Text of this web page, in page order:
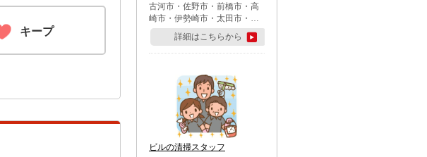
キープ
古河市・佐野市・前橋市・高
崎市・伊勢崎市・太田市・館
林市・藤岡市・大泉町・さい
たま市北区・川越市・熊谷
市・行田市・秩父市・所沢
市・鶴ケ島市・千葉市中央
区・市川市・松戸市・習志野
市・柏市・流山市・八千代
市・足立区・江戸川区・八王
子市・町田市
詳細はこちらから
ビルの清掃スタッフ